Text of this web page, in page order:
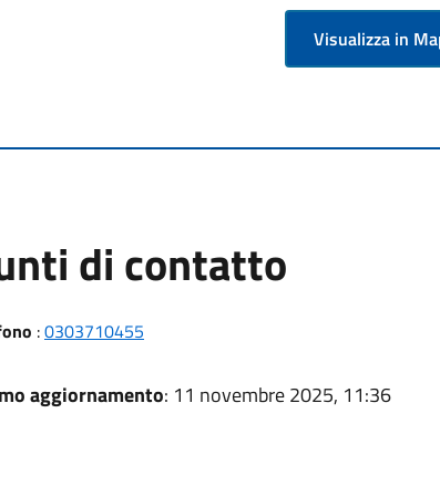
Visualizza in
di contatto
:0303710455
aggiornamento: 11 novembre 2025, 11:36